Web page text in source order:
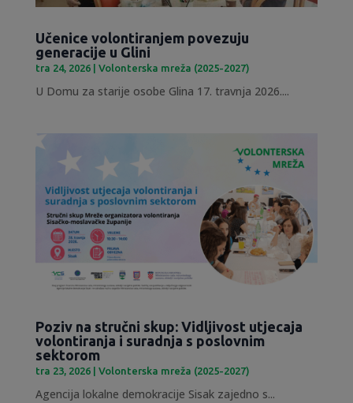
Učenice volontiranjem povezuju
generacije u Glini
tra 24, 2026| Volonterska mreža (2025-2027)
U Domu za starije osobe Glina 17. travnja 2026....
Poziv na stručni skup: Vidljivost utjecaja
volontiranja i suradnja s poslovnim
sektorom
tra 23, 2026| Volonterska mreža (2025-2027)
Agencija lokalne demokracije Sisak zajedno s...